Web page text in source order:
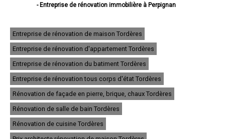
- Entreprise de rénovation immobilière à Perpignan
- Entreprise de rénovation immobilière à Saint-Cyprien
- Entreprise de rénovation immobilière à Argelès-sur-Mer
- Entreprise de rénovation immobilière à Cabestany
- Entreprise de rénovation immobilière à Saint-Laurent-de-la-Salanque
- Entreprise de rénovation immobilière à Rivesaltes
- Entreprise de rénovation immobilière à Céret
- Entreprise de rénovation immobilière à Elne
- Entreprise de rénovation immobilière à Thuir
- Entreprise de rénovation immobilière à Pia
- Entreprise de rénovation immobilière à Bompas
- Entreprise de rénovation immobilière à Le Soler
- Entreprise de rénovation immobilière à Prades
Entreprise de rénovation de maison Tordères
Entreprise de rénovation d'appartement Tordères
Entreprise de rénovation du batiment Tordères
Entreprise de rénovation tous corps d'état Tordères
Rénovation de façade en pierre, brique, chaux Tordères
Rénovation de salle de bain Tordères
Rénovation de cuisine Tordères